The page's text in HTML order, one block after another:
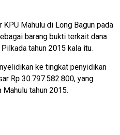
Mahulu di Long Bagun pada
barang bukti terkait dana
tahun 2015 kala itu.
ke tingkat penyidikan
Rp 30.797.582.800, yang
tahun 2015.